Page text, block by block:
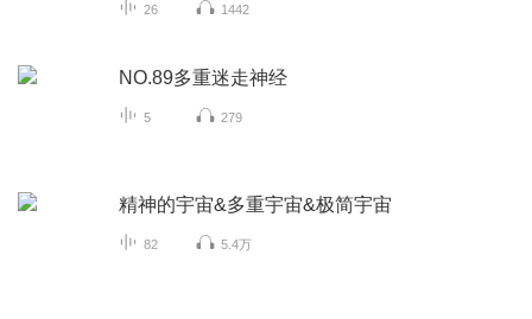
26 1442
NO.89多重迷走神经
5 279
精神的宇宙&多重宇宙&极简宇宙
82 5.4万